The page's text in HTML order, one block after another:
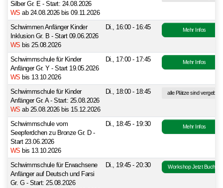
Silber Gr. E - Start: 24.08.2026
WS ab 24.08.2026 bis 09.11.2026
Schwimmen Anfänger Kinder
Inklusion Gr. B - Start 09.06.2026
WS bis 25.08.2026
Di., 16:00 - 16:45 Mehr Infos
Schwimmschule für Kinder
Anfänger Gr. Y - Start 19.05.2026
WS bis 13.10.2026
Di., 17:00 - 17:45 Mehr Infos
Schwimmschule für Kinder
Anfänger Gr. A - Start: 25.08.2026
WS ab 25.08.2026 bis 15.12.2026
Di., 18:00 - 18:45 alle Plätze sind vergeben
Schwimmschule vom
Seepferdchen zu Bronze Gr. D -
Start 23.06.2026
WS bis 13.10.2026
Di., 18:45 - 19:30 Mehr Infos
Schwimmschule für Erwachsene
Anfänger auf Deutsch und Farsi
Gr. G - Start: 25.08.2026
Di., 19:45 - 20:30 Workshop Jetzt Buchen